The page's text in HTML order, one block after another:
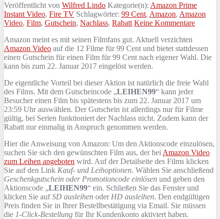
Veröffentlicht von Wilfred Lindo Kategorie(n): Amazon Prime
Instant Video, Fire TV Schlagwörter: 99 Cent, Amazon, Amazon
Video, Film, Gutschein, Nachlass, Rabatt Keine Kommentare
Amazon meint es mit seinen Filmfans gut. Aktuell verzichten
Amazon Video auf die 12 Filme für 99 Cent und bietet stattdessen
einen Gutschein für einen Film für 99 Cent nach eigener Wahl. Die
kann bis zum 22. Januar 2017 eingelöst werden.
De eigentliche Vorteil bei dieser Aktion ist natürlich die freie Wahl
des Films. Mit dem Gutscheincode „LEIHEN99“ kann jeder
Besucher einen Film bis spätestens bis zum 22. Januar 2017 um
23:59 Uhr auswählen. Der Gutschein ist allerdings nur für Filme
gültig, bei Serien funktioniert der Nachlass nicht. Zudem kann der
Rabatt nur einmalig in Anspruch genommen werden.
Hier die Anweisung von Amazon: Um den Aktionscode einzulösen,
suchen Sie sich den gewünschten Film aus, der bei Amazon Video
zum Leihen angeboten wird. Auf der Detailseite des Films klicken
Sie auf den Link Kauf- und Leihoptionen. Wählen Sie anschließend
Geschenkgutschein oder Promotioncode einlösen und geben den
Aktionscode „LEIHEN99“ ein. Schließen Sie das Fenster und
klicken Sie aufSD ausleihen oder HD ausleihen. Den endgültigen
Preis finden Sie in Ihrer Bestellbestätigung via Email. Sie müssen
die 1-Click-Bestellung für Ihr Kundenkonto aktiviert haben.